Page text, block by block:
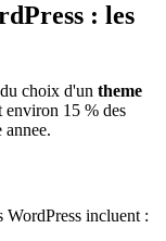
: les
choix d'un theme
environ 15 % des
annee.
WordPress incluent :